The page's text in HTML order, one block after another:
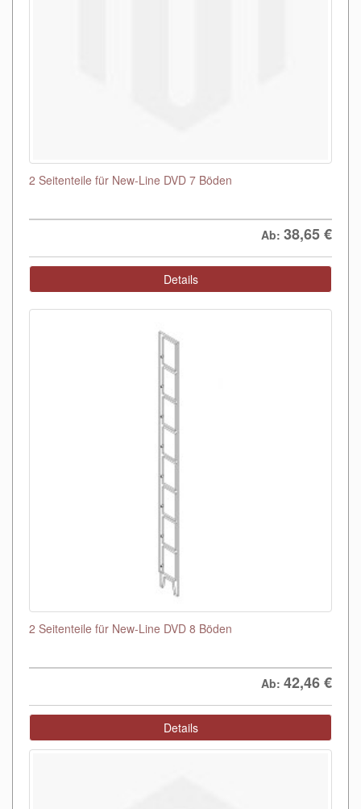
2 Seitenteile für New-Line DVD 7 Böden
Ab: 38,65€
Details
2 Seitenteile für New-Line DVD 8 Böden
Ab: 42,46€
Details